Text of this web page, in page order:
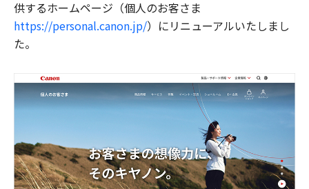
供するホームページ（個人のお客さま
https://personal.canon.jp/）にリニューアルいたしまし
た。